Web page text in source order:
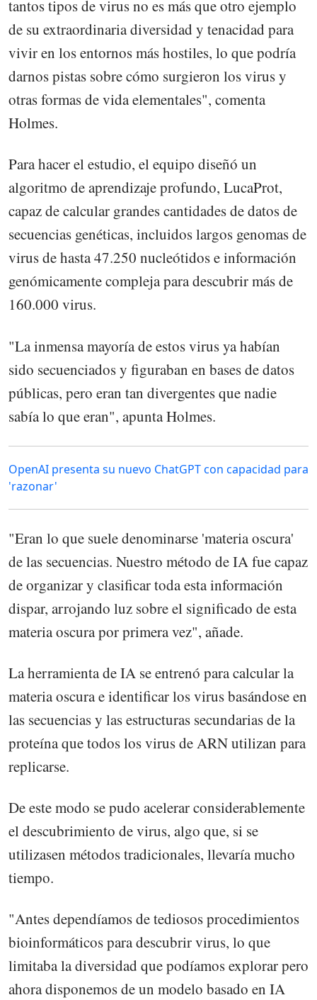
tantos tipos de virus no es más que otro ejemplo
de su extraordinaria diversidad y tenacidad para
vivir en los entornos más hostiles, lo que podría
darnos pistas sobre cómo surgieron los virus y
otras formas de vida elementales", comenta
Holmes.
Para hacer el estudio, el equipo diseñó un
algoritmo de aprendizaje profundo, LucaProt,
capaz de calcular grandes cantidades de datos de
secuencias genéticas, incluidos largos genomas de
virus de hasta 47.250 nucleótidos e información
genómicamente compleja para descubrir más de
160.000 virus.
"La inmensa mayoría de estos virus ya habían
sido secuenciados y figuraban en bases de datos
públicas, pero eran tan divergentes que nadie
sabía lo que eran", apunta Holmes.
OpenAI presenta su nuevo ChatGPT con capacidad para
'razonar'
"Eran lo que suele denominarse 'materia oscura'
de las secuencias. Nuestro método de IA fue capaz
de organizar y clasificar toda esta información
dispar, arrojando luz sobre el significado de esta
materia oscura por primera vez", añade.
La herramienta de IA se entrenó para calcular la
materia oscura e identificar los virus basándose en
las secuencias y las estructuras secundarias de la
proteína que todos los virus de ARN utilizan para
replicarse.
De este modo se pudo acelerar considerablemente
el descubrimiento de virus, algo que, si se
utilizasen métodos tradicionales, llevaría mucho
tiempo.
"Antes dependíamos de tediosos procedimientos
bioinformáticos para descubrir virus, lo que
limitaba la diversidad que podíamos explorar pero
ahora disponemos de un modelo basado en IA